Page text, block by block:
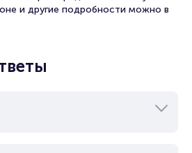
и другие подробности можно в